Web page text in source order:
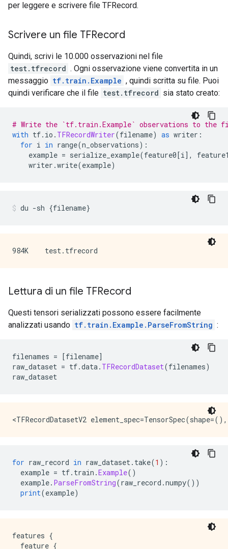
per leggere e scrivere file TFRecord.
Scrivere un file TFRecord
Quindi, scrivi le 10.000 osservazioni nel file
test.tfrecord . Ogni osservazione viene convertita in un
messaggio tf.train.Example , quindi scritta su file. Puoi
quindi verificare che il file test.tfrecord sia stato creato:
# Write the `tf.train.Example` observations to the
with tf. io . TFRecordWriter(filename) as writer :
for i in range(n_observations):
example = serialize_example(feature0[i],
writer .write(example)
du -sh {filename}
Lettura di un file TFRecord
Questi tensori serializzati possono essere facilmente
analizzati usando tf.train.Example.ParseFromString :
filenames = [filename]
raw_dataset = tf.data. TFRecordDataset(filenames)
raw_dataset
for raw_record in raw_dataset. take(1 ):
example = tf. train .Example()
example. ParseFromString(raw_record .numpy())
print(example)
features {
  feature {